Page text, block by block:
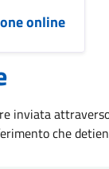
online
inviata
che